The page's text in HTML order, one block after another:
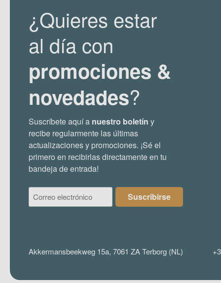
¿Quieres estar
al día con
promociones &
novedades?
Suscríbete aquí a nuestro boletín y
recibe regularmente las últimas
actualizaciones y promociones. ¡Sé el
primero en recibirlas directamente en tu
bandeja de entrada!
Correo
electrónico(Required)
Suscribirse
Akkermansbeekweg 15a, 7061 ZA Terborg (NL)